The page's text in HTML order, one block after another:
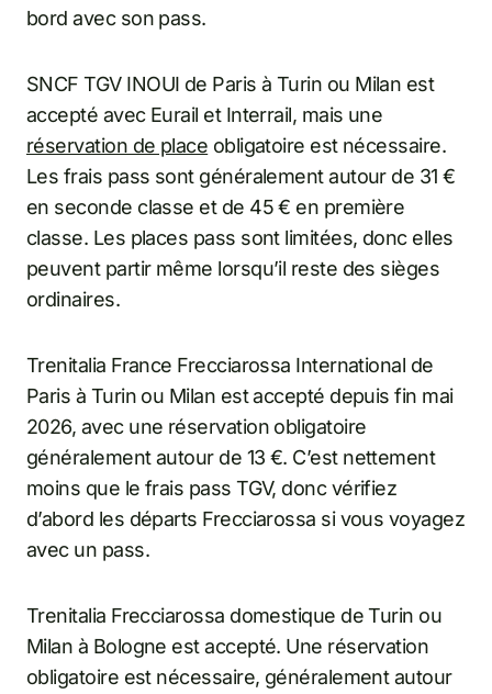
bord avec son pass.
SNCF TGV INOUI de Paris à Turin ou Milan est
accepté avec Eurail et Interrail, mais une
réservation de place obligatoire est nécessaire.
Les frais pass sont généralement autour de 31 €
en seconde classe et de 45 € en première
classe. Les places pass sont limitées, donc elles
peuvent partir même lorsqu’il reste des sièges
ordinaires.
Trenitalia France Frecciarossa International de
Paris à Turin ou Milan est accepté depuis fin mai
2026, avec une réservation obligatoire
généralement autour de 13 €. C’est nettement
moins que le frais pass TGV, donc vérifiez
d’abord les départs Frecciarossa si vous voyagez
avec un pass.
Trenitalia Frecciarossa domestique de Turin ou
Milan à Bologne est accepté. Une réservation
obligatoire est nécessaire, généralement autour